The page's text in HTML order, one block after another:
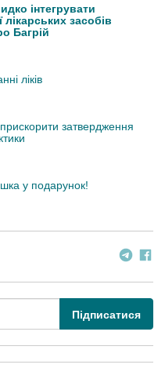
інтегрувати
лікарських засобів
Багрій
ліків
затвердження
у подарунок!
Підписатися